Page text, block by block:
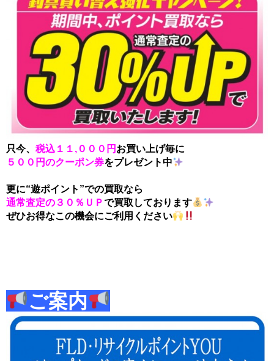
只今、 税込１１,０００円 お買い上げ毎に
５００円のクーポン券をプレゼント中
更に“遊ポイント”での買取なら
通常査定の３０％ＵＰで買取しております
ぜひお得なこの機会にご利用ください
ご案内